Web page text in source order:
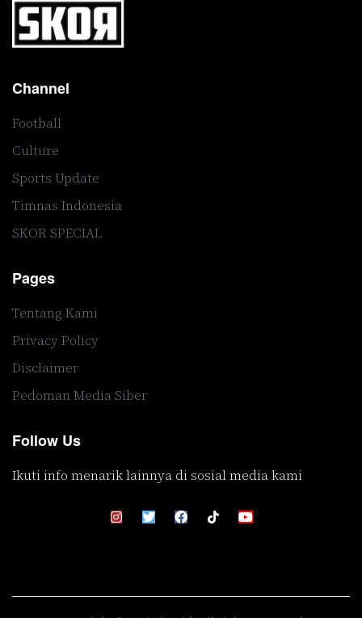
Channel
Football
Culture
Sports Update
Timnas Indonesia
SKOR SPECIAL
Pages
Tentang Kami
Privacy Policy
Disclaimer
Pedoman Media Siber
Follow Us
Ikuti info menarik lainnya di sosial media kami